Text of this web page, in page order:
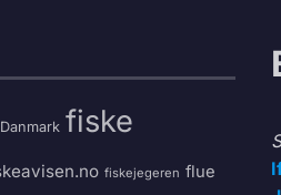
Danmark fiske
fiskejegeren flue